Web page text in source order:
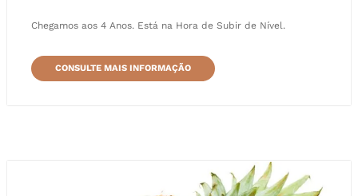
Chegamos aos 4 Anos. Está na Hora de Subir de Nível.
CONSULTE MAIS INFORMAÇÃO